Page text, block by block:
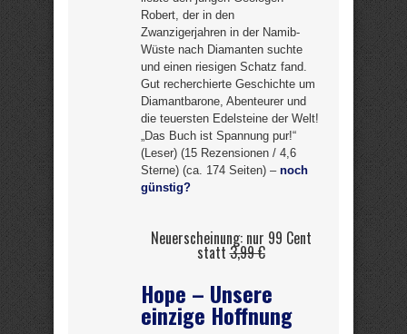
Robert, der in den
Zwanzigerjahren in der Namib-
Wüste nach Diamanten suchte
und einen riesigen Schatz fand.
Gut recherchierte Geschichte um
Diamantbarone, Abenteurer und
die teuersten Edelsteine der Welt!
„Das Buch ist Spannung pur!“
(Leser) (15 Rezensionen / 4,6
Sterne) (ca. 174 Seiten) – noch
günstig?
Neuerscheinung: nur 99 Cent
statt3,99 €
Hope – Unsere
einzige Hoffnung